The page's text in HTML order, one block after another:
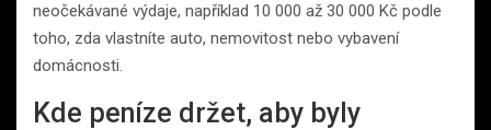
neočekávané výdaje, například 10 000 až 30 000 Kč podle
toho, zda vlastníte auto, nemovitost nebo vybavení
domácnosti.
Kde peníze držet, aby byly